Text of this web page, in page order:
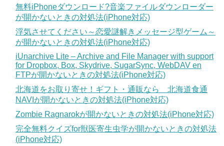
無料iPhoneダウンロード?音楽ファイルダウンローダー
が開かないときの対処法(iPhone対応)
浮気させてください～恋愛謎解きメッセージ型ゲーム～
が開かないときの対処法(iPhone対応)
iUnarchive Lite – Archive and File Manager with support
for Dropbox, Box, Skydrive, SugarSync, WebDAV en
FTPが開かないときの対処法(iPhone対応)
北海道をお取り寄せ！ギフト・通販なら 北海道食通
NAVIが開かないときの対処法(iPhone対応)
Zombie Ragnarokが開かないときの対処法(iPhone対応)
完全無料クイズfor獣医寄生虫学が開かないときの対処法
(iPhone対応)